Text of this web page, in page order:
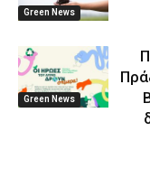
Green News
Green News